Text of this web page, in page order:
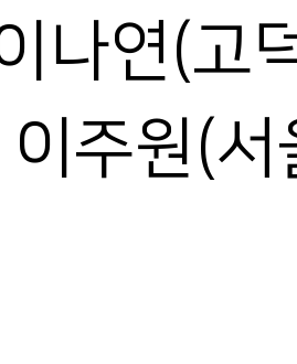
나연(고
주원(서